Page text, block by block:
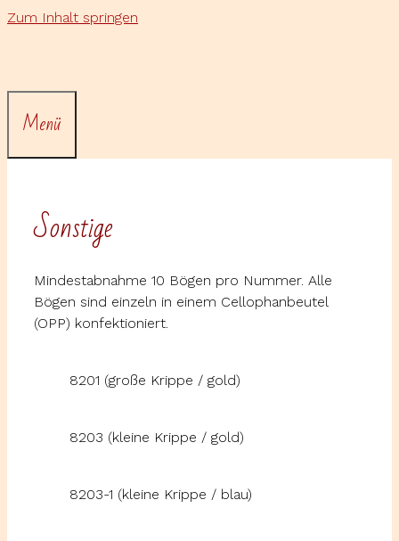
Zum Inhalt springen
Menü
Sonstige
Mindestabnahme 10 Bögen pro Nummer. Alle
Bögen sind einzeln in einem Cellophanbeutel
(OPP) konfektioniert.
8201 (große Krippe / gold)
8203 (kleine Krippe / gold)
8203-1 (kleine Krippe / blau)